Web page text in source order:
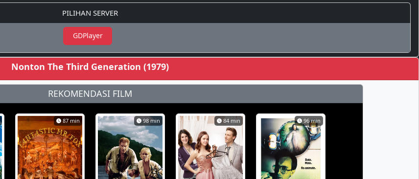
PILIHAN SERVER
GDPlayer
Nonton The Third Generation (1979)
REKOMENDASI FILM
87 min 98 min 84 min 96 min